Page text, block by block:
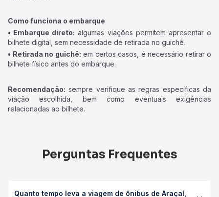
Como funciona o embarque
• Embarque direto: algumas viações permitem apresentar o
bilhete digital, sem necessidade de retirada no guichê.
• Retirada no guichê: em certos casos, é necessário retirar o
bilhete físico antes do embarque.
Recomendação: sempre verifique as regras específicas da
viação escolhida, bem como eventuais exigências
relacionadas ao bilhete.
Perguntas Frequentes
Quanto tempo leva a viagem de ônibus de Araçaí,